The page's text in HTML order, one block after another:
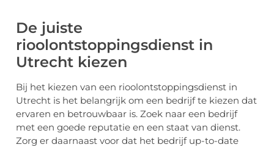
De juiste
rioolontstoppingsdienst in
Utrecht kiezen
Bij het kiezen van een rioolontstoppingsdienst in
Utrecht is het belangrijk om een bedrijf te kiezen dat
ervaren en betrouwbaar is. Zoek naar een bedrijf
met een goede reputatie en een staat van dienst.
Zorg er daarnaast voor dat het bedrijf up-to-date